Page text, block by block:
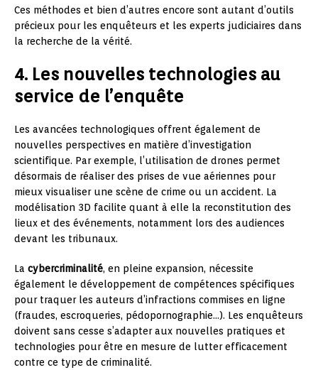
Ces méthodes et bien d’autres encore sont autant d’outils
précieux pour les enquêteurs et les experts judiciaires dans
la recherche de la vérité.
4. Les nouvelles technologies au
service de l’enquête
Les avancées technologiques offrent également de
nouvelles perspectives en matière d’investigation
scientifique. Par exemple, l’utilisation de drones permet
désormais de réaliser des prises de vue aériennes pour
mieux visualiser une scène de crime ou un accident. La
modélisation 3D facilite quant à elle la reconstitution des
lieux et des événements, notamment lors des audiences
devant les tribunaux.
La cybercriminalité, en pleine expansion, nécessite
également le développement de compétences spécifiques
pour traquer les auteurs d’infractions commises en ligne
(fraudes, escroqueries, pédopornographie…). Les enquêteurs
doivent sans cesse s’adapter aux nouvelles pratiques et
technologies pour être en mesure de lutter efficacement
contre ce type de criminalité.